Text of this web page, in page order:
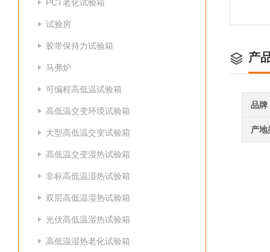
PCT老化试验箱
试验房
胶带保持力试验箱
马弗炉
可编程高低温试验箱
高低温交变环境试验箱
大型高低温交变试验箱
高低温交变湿热试验箱
非标高低温湿热试验箱
双层高低温湿热试验箱
光伏高低温湿热试验箱
高低温湿热老化试验箱
产
品牌
产地